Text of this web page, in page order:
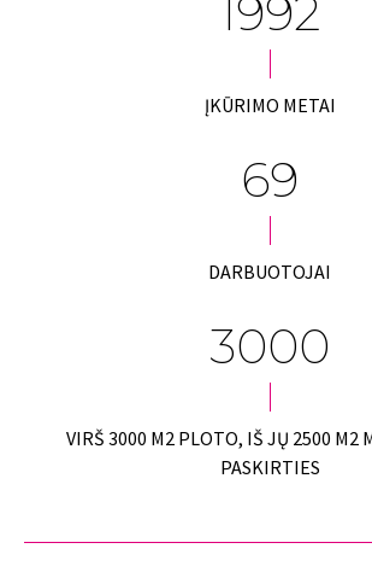
1992
ĮKŪRIMO METAI
69
DARBUOTOJAI
3000
VIRŠ 3000 M2 PLOTO, IŠ JŲ 2500 M2
PASKIRTIES